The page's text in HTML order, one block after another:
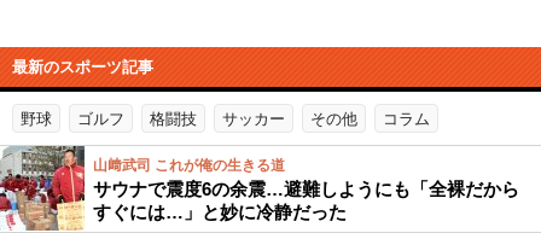
最新のスポーツ記事
野球 ゴルフ 格闘技 サッカー その他 コラム
山﨑武司 これが俺の生きる道
サウナで震度6の余震…避難しようにも「全裸だから
すぐには…」と妙に冷静だった